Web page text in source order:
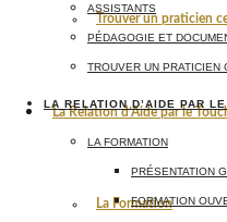
Trouver un praticien
La Relation d’Aide par le
La Formation
ASSISTANTS
PÉDAGOGIE ET
TROUVER UN PRATICIEN
LA RELATION D’AIDE PAR
LA FORMATION
PRÉSENTATION
FORMATION